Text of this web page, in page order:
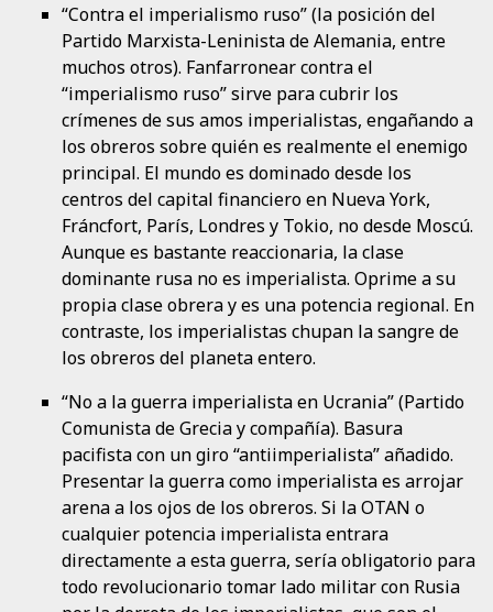
“Contra el imperialismo ruso” (la posición del
Partido Marxista-Leninista de Alemania, entre
muchos otros). Fanfarronear contra el
“imperialismo ruso” sirve para cubrir los
crímenes de sus amos imperialistas, engañando a
los obreros sobre quién es realmente el enemigo
principal. El mundo es dominado desde los
centros del capital financiero en Nueva York,
Fráncfort, París, Londres y Tokio, no desde Moscú.
Aunque es bastante reaccionaria, la clase
dominante rusa no es imperialista. Oprime a su
propia clase obrera y es una potencia regional. En
contraste, los imperialistas chupan la sangre de
los obreros del planeta entero.
“No a la guerra imperialista en Ucrania” (Partido
Comunista de Grecia y compañía). Basura
pacifista con un giro “antiimperialista” añadido.
Presentar la guerra como imperialista es arrojar
arena a los ojos de los obreros. Si la OTAN o
cualquier potencia imperialista entrara
directamente a esta guerra, sería obligatorio para
todo revolucionario tomar lado militar con Rusia